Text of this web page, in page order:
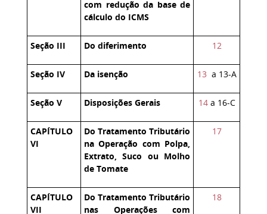
com redução da base de
cálculo do ICMS
Seção III Do diferimento 12
Seção IV Da isenção 13 a 13-A
Seção V Disposições Gerais 14a 16-C
CAPÍTULO
VI
Do Tratamento Tributário
na Operação com Polpa,
Extrato, Suco ou Molho
de Tomate
17
CAPÍTULO
VII
Do Tratamento Tributário
nas Operações com
18